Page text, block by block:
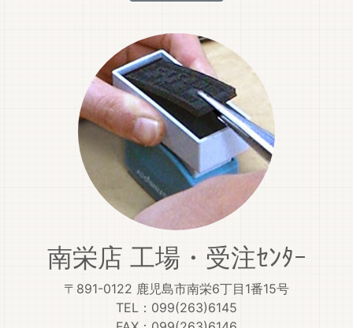
南栄店 工場・受注ｾﾝﾀｰ
〒891-0122 鹿児島市南栄6丁目1番15号
TEL：099(263)6145